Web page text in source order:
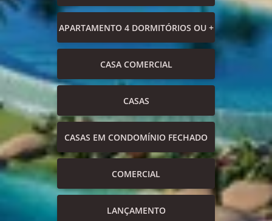
APARTAMENTO 4 DORMITÓRIOS OU +
CASA COMERCIAL
CASAS
CASAS EM CONDOMÍNIO FECHADO
COMERCIAL
LANÇAMENTO